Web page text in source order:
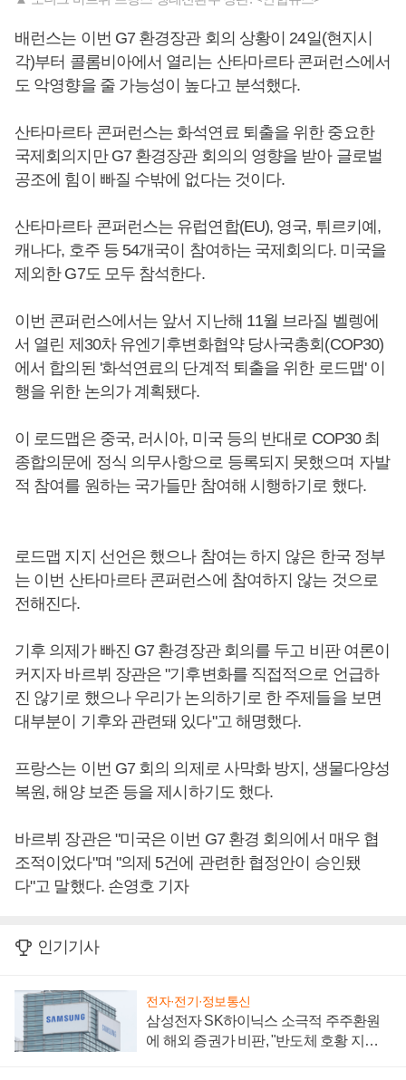
배런스는 이번 G7 환경장관 회의 상황이 24일(현지시
각)부터 콜롬비아에서 열리는 산타마르타 콘퍼런스에서
도 악영향을 줄 가능성이 높다고 분석했다.
산타마르타 콘퍼런스는 화석연료 퇴출을 위한 중요한
국제회의지만 G7 환경장관 회의의 영향을 받아 글로벌
공조에 힘이 빠질 수밖에 없다는 것이다.
산타마르타 콘퍼런스는 유럽연합(EU), 영국, 튀르키예,
캐나다, 호주 등 54개국이 참여하는 국제회의다. 미국을
제외한 G7도 모두 참석한다.
이번 콘퍼런스에서는 앞서 지난해 11월 브라질 벨렝에
서 열린 제30차 유엔기후변화협약 당사국총회(COP30)
에서 합의된 '화석연료의 단계적 퇴출을 위한 로드맵' 이
행을 위한 논의가 계획됐다.
이 로드맵은 중국, 러시아, 미국 등의 반대로 COP30 최
종합의문에 정식 의무사항으로 등록되지 못했으며 자발
적 참여를 원하는 국가들만 참여해 시행하기로 했다.
로드맵 지지 선언은 했으나 참여는 하지 않은 한국 정부
는 이번 산타마르타 콘퍼런스에 참여하지 않는 것으로
전해진다.
기후 의제가 빠진 G7 환경장관 회의를 두고 비판 여론이
커지자 바르뷔 장관은 "기후변화를 직접적으로 언급하
진 않기로 했으나 우리가 논의하기로 한 주제들을 보면
대부분이 기후와 관련돼 있다"고 해명했다.
프랑스는 이번 G7 회의 의제로 사막화 방지, 생물다양성
복원, 해양 보존 등을 제시하기도 했다.
바르뷔 장관은 "미국은 이번 G7 환경 회의에서 매우 협
조적이었다"며 "의제 5건에 관련한 협정안이 승인됐
다"고 말했다. 손영호 기자
인기기사
전자·전기·정보통신
삼성전자 SK하이닉스 소극적 주주환원
에 해외 증권가 비판, "반도체 호황 지속